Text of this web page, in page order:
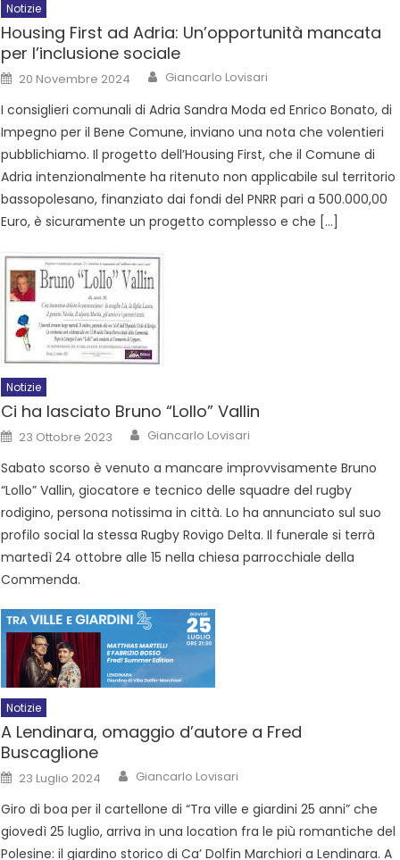
Notizie
Housing First ad Adria: Un’opportunità mancata
per l’inclusione sociale
20 Novembre 2024 Giancarlo Lovisari
I consiglieri comunali di Adria Sandra Moda ed Enrico Bonato, di
Impegno per il Bene Comune, inviano una nota che volentieri
pubblichiamo. Il progetto dell’Housing First, che il Comune di
Adria intenzionalmente ha ritenuto non applicabile sul territorio
bassopolesano, finanziato dai fondi del PNRR pari a 500.000,00
Euro, è sicuramente un progetto complesso e che […]
Notizie
Ci ha lasciato Bruno “Lollo” Vallin
23 Ottobre 2023 Giancarlo Lovisari
Sabato scorso è venuto a mancare improvvisamente Bruno
“Lollo” Vallin, giocatore e tecnico delle squadre del rugby
rodigino, persona notissima in città. Lo ha annunciato sul suo
profilo social la stessa Rugby Rovigo Delta. Il funerale si terrà
martedì 24 ottobre alle 15 nella chiesa parrocchiale della
Commenda.
Notizie
A Lendinara, omaggio d’autore a Fred
Buscaglione
23 Luglio 2024 Giancarlo Lovisari
Giro di boa per il cartellone di “Tra ville e giardini 25 anni” che
giovedì 25 luglio, arriva in una location fra le più romantiche del
Polesine: il giardino storico di Ca’ Dolfin Marchiori a Lendinara. A